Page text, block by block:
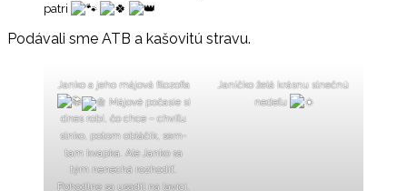
patri
Podávali sme ATB a kašovitú stravu.
Janko a jeho májová filozofia
Májové počasie si
dnes robí, čo chce – chvíľu
slnko, potom obláčik, sem-
tam kvapka. Ale Janko sa
tým nenechá rozhodiť.
Pohodlne sa usadil na lavici,
Janíčko želá krásnu slnečnú
nedeľu